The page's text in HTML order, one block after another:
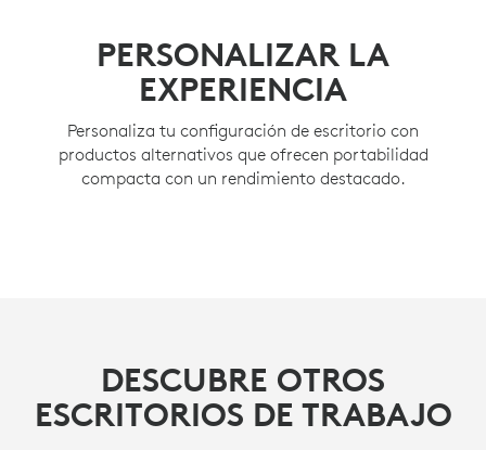
PERSONALIZAR LA
EXPERIENCIA
Personaliza tu configuración de escritorio con
productos alternativos que ofrecen portabilidad
compacta con un rendimiento destacado.
DESCUBRE OTROS
ESCRITORIOS DE TRABAJO